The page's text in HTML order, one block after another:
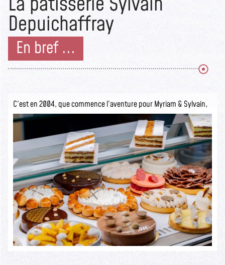
Depuichaffray
En bref ...
C’est en 2004, que commence l’aventure pour Myriam & Sylvain,
ils ouvrent la pâtisserie Sylvain Depuichaffray dans une boutique
Seuls les initiés savent ce qui se cache derrière cette devanture
rustique.
Lire la suite >>